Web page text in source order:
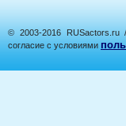
© 2003-2016 RUSactors.ru
согласие с условиями